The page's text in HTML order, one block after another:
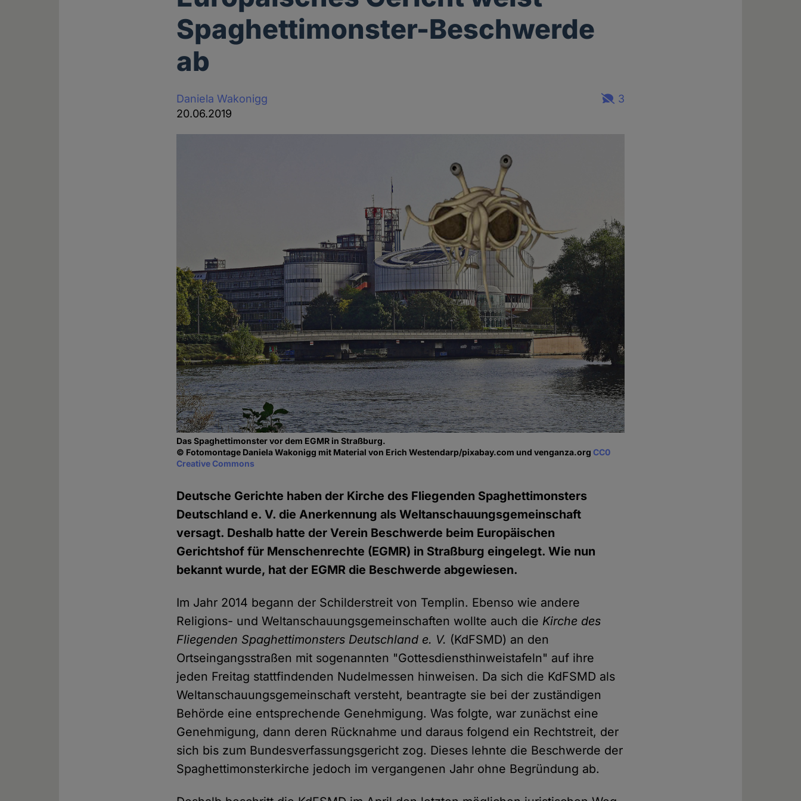
Spaghettimonster-Beschwerde
ab
Daniela Wakonigg
20.06.2019
3
Das Spaghettimonster vor dem EGMR in Straßburg.
© Fotomontage Daniela Wakonigg mit Material von Erich Westendarp/pixabay.com und venganza.orgCC0
Creative Commons
Deutsche Gerichte haben der Kirche des Fliegenden Spaghettimonsters
Deutschland e. V. die Anerkennung als Weltanschauungsgemeinschaft
versagt. Deshalb hatte der Verein Beschwerde beim Europäischen
Gerichtshof für Menschenrechte (EGMR) in Straßburg eingelegt. Wie nun
bekannt wurde, hat der EGMR die Beschwerde abgewiesen.
Im Jahr 2014 begann der Schilderstreit von Templin. Ebenso wie andere
Religions- und Weltanschauungsgemeinschaften wollte auch die Kirche des
Fliegenden Spaghettimonsters Deutschland e. V. (KdFSMD) an den
Ortseingangsstraßen mit sogenannten "Gottesdiensthinweistafeln" auf ihre
jeden Freitag stattfindenden Nudelmessen hinweisen. Da sich die KdFSMD als
Weltanschauungsgemeinschaft versteht, beantragte sie bei der zuständigen
Behörde eine entsprechende Genehmigung. Was folgte, war zunächst eine
Genehmigung, dann deren Rücknahme und daraus folgend ein Rechtstreit, der
sich bis zum Bundesverfassungsgericht zog. Dieses lehnte die Beschwerde der
Spaghettimonsterkirche jedoch im vergangenen Jahr ohne Begründung ab.